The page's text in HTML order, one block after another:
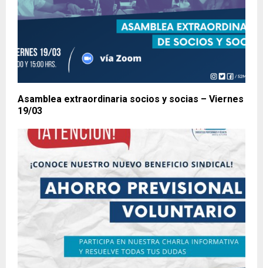
Asamblea extraordinaria socios y socias – Viernes
19/03